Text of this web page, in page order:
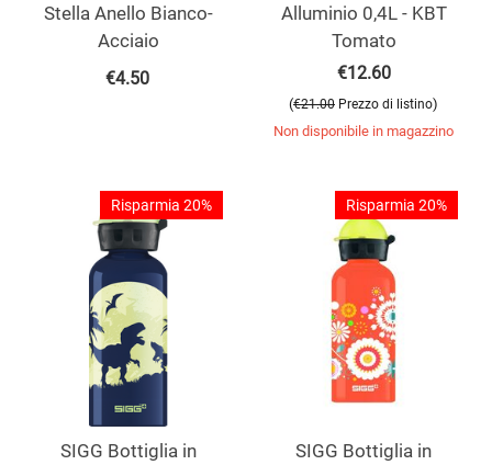
Stella Anello Bianco-
Acciaio
€4.50
Alluminio 0,4L - KBT
Tomato
€12.60
(€21.00 Prezzo di listino)
Non disponibile in magazzino
Risparmia 20%
SIGG Bottiglia in
Risparmia 20%
SIGG Bottiglia in